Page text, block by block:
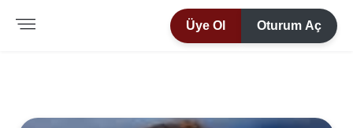
Üye Ol Oturum Aç